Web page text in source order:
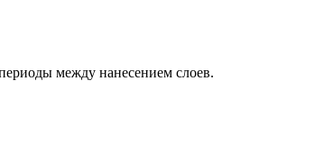
между нанесением слоев.